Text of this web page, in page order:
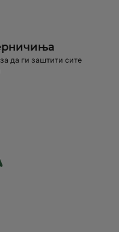
да ги заштити сите